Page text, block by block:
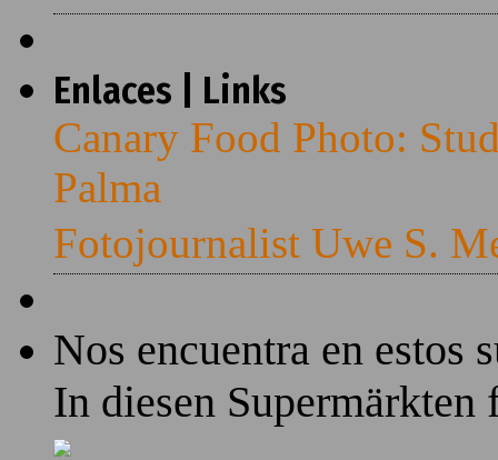
Enlaces | Links
Canary Food Photo:
Palma
Fotojournalist Uwe S.
Nos encuentra en estos
In diesen Supermärkten